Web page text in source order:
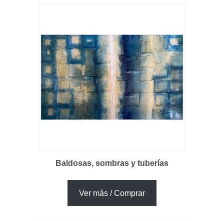
Baldosas, sombras y tuberías
Ver más / Comprar